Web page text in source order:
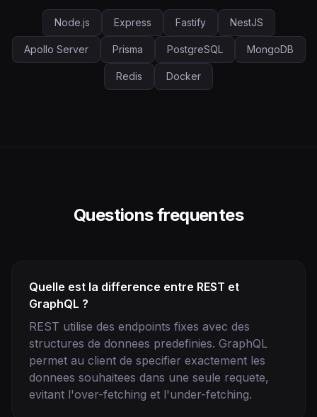
Node.js Express Fastify NestJS
Apollo Server Prisma PostgreSQL MongoDB
Redis Docker
Questions frequentes
Quelle est la difference entre REST et
GraphQL ?
REST utilise des endpoints fixes avec des
structures de donnees predefinies. GraphQL
permet au client de specifier exactement les
donnees souhaitees dans une seule requete,
evitant l'over-fetching et l'under-fetching.